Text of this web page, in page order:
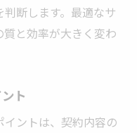
断します。最適なサ
と効率が大きく変わ
ト
ントは、契約内容の